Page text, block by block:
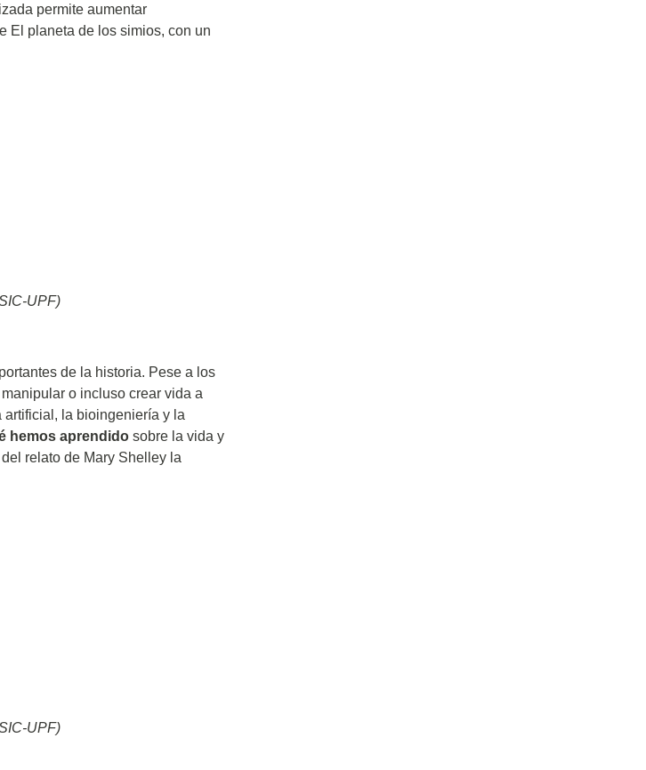
permite aumentar
El planeta de los simios, con un
UPF)
de la historia. Pese a los
o incluso crear vida a
la bioingeniería y la
hemos aprendido sobre la vida y
relato de Mary Shelley la
UPF)